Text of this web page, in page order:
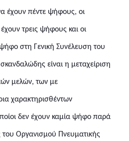
έχουν πέντε ψήφους, οι
τρεις ψήφους και οι
στη Γενική Συνέλευση του
είναι η μεταχείριση
μελών, των με
χαρακτηρισθέντων
δεν έχουν καμία ψήφο παρά
του Οργανισμού Πνευματικής